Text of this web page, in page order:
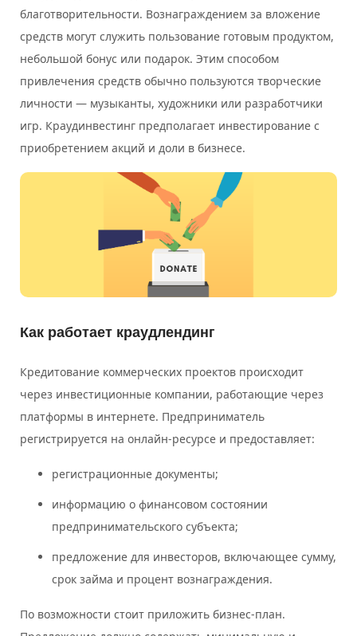
благотворительности. Вознаграждением за вложение
средств могут служить пользование готовым продуктом,
небольшой бонус или подарок. Этим способом
привлечения средств обычно пользуются творческие
личности — музыканты, художники или разработчики
игр. Краудинвестинг предполагает инвестирование с
приобретением акций и доли в бизнесе.
Как работает краудлендинг
Кредитование коммерческих проектов происходит
через инвестиционные компании, работающие через
платформы в интернете. Предприниматель
регистрируется на онлайн-ресурсе и предоставляет:
регистрационные документы;
информацию о финансовом состоянии
предпринимательского субъекта;
предложение для инвесторов, включающее сумму,
срок займа и процент вознаграждения.
По возможности стоит приложить бизнес-план.